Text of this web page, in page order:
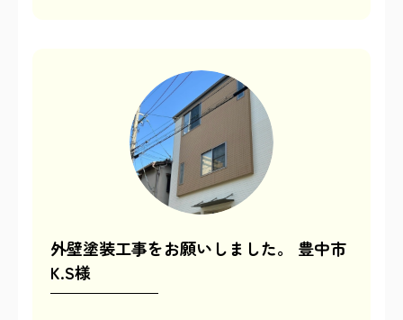
外壁塗装工事をお願いしました。 豊中市
K.S様